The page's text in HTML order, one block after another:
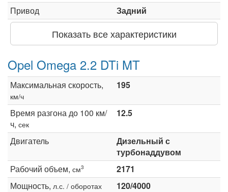
Привод
Задний
Показать все характеристики
Opel Omega 2.2 DTi MT
Максимальная скорость,
км/ч
195
Время разгона до 100 км/
ч, сек
12.5
Двигатель
Дизельный с
турбонаддувом
Рабочий объем, см3
2171
Мощность, л.с. / оборотах
120/4000